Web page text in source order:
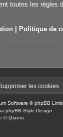
toutes les règles
Politique de
les cookies
Software © phpBB
phpBB-Style-Design
©Qiaeru